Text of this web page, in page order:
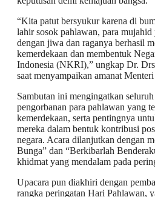
“Kita patut bersyukur karena di
lahir sosok pahlawan, para
dengan jiwa dan raganya berhasil
kemerdekaan dan membentuk
Indonesia (NKRI),” ungkap Dr.
saat menyampaikan amanat
Sambutan ini mengingatkan seluruh
pengorbanan para pahlawan yang
kemerdekaan, serta pentingnya
mereka dalam bentuk kontribusi
negara. Acara dilanjutkan dengan
Bunga” dan “Berkibarlah
khidmat yang mendalam pada
Upacara pun diakhiri dengan
rangka peringatan Hari Pahlawan,